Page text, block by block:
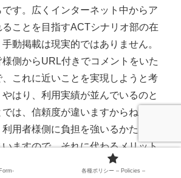
です。広くインターネット中からア
ることを目指すACTシナリオ部の在
手動掲載は現実的ではありません。
様側からURL付きでコメントをいた
、これに近いことを実現しようと考
やはり、利用実績が並んでいるのと
は、信頼度が違いますからね。
利用者様側に負担を強いるかたちに
ますので、それに代わるメリット
告いただいた作品は広報活動の中で
各種ポリシー – Policies –